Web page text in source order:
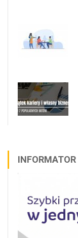
INFORMATOR